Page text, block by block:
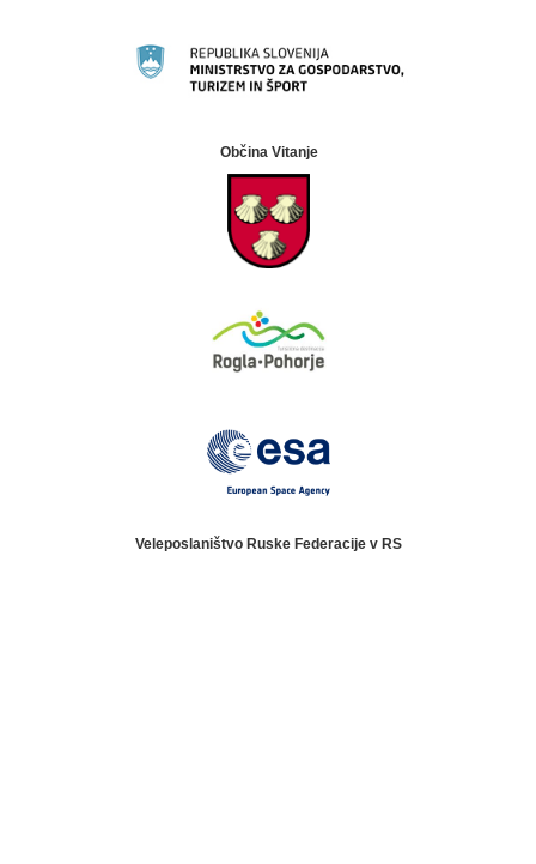
Občina Vitanje
Veleposlaništvo Ruske Federacije v RS